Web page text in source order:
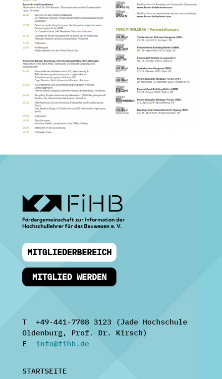
MITGLIEDERBEREICH
MITGLIED WERDEN
T +49-441-7708 3123 (Jade Hochschule
Oldenburg, Prof. Dr. Kirsch)
E info@fihb.de
STARTSEITE